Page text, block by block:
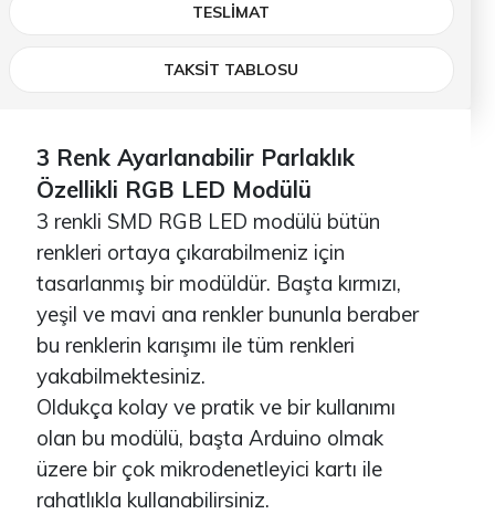
TESLIMAT
TAKSİT TABLOSU
3 Renk Ayarlanabilir Parlaklık
Özellikli RGB LED Modülü
3 renkli SMD RGB LED modülü bütün
renkleri ortaya çıkarabilmeniz için
tasarlanmış bir modüldür. Başta kırmızı,
yeşil ve mavi ana renkler bununla beraber
bu renklerin karışımı ile tüm renkleri
yakabilmektesiniz.
Oldukça kolay ve pratik ve bir kullanımı
olan bu modülü, başta Arduino olmak
üzere bir çok mikrodenetleyici kartı ile
rahatlıkla kullanabilirsiniz.